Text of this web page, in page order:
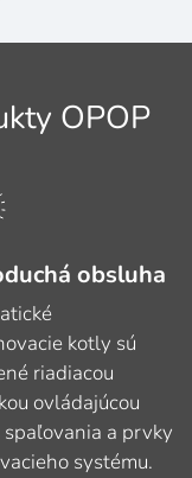
OPOP
obsluha
kotly sú
riadiacou
ovládajúcou
spaľovania a prvky
systému.